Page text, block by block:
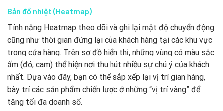
Bản đồ nhiệt (Heatmap)
Tính năng Heatmap theo dõi và ghi lại mật độ chuyển động
cũng như thời gian đứng lại của khách hàng tại các khu vực
trong cửa hàng. Trên sơ đồ hiển thị, những vùng có màu sắc
ấm (đỏ, cam) thể hiện nơi thu hút nhiều sự chú ý của khách
nhất. Dựa vào đây, bạn có thể sắp xếp lại vị trí gian hàng,
bày trí các sản phẩm chiến lược ở những “vị trí vàng” để
tăng tối đa doanh số.